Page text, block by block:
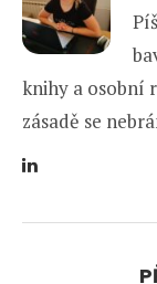
knihy a osobní
zásadě se